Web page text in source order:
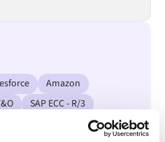
Amazon
SAP ECC - R/3